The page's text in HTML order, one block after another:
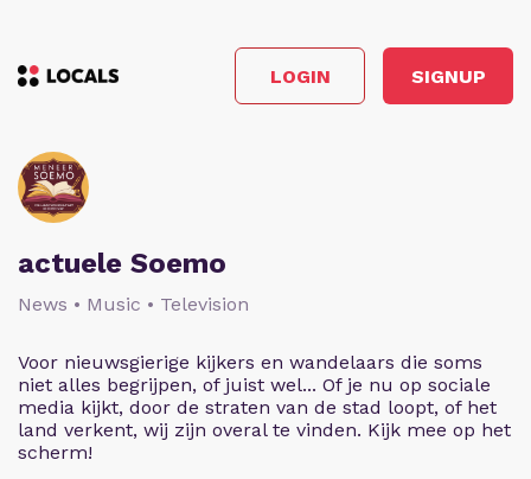
LOGIN SIGNUP
actuele Soemo
News • Music • Television
Voor nieuwsgierige kijkers en wandelaars die soms
niet alles begrijpen, of juist wel... Of je nu op sociale
media kijkt, door de straten van de stad loopt, of het
land verkent, wij zijn overal te vinden. Kijk mee op het
scherm!